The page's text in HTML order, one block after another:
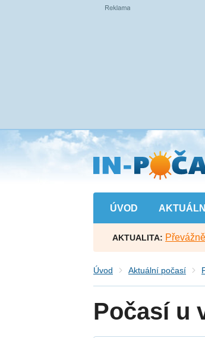
Přejít
na
hlavní
obsah
ÚVOD
AKTUALITA:
Úvod Aktuální počasí
Počasí u